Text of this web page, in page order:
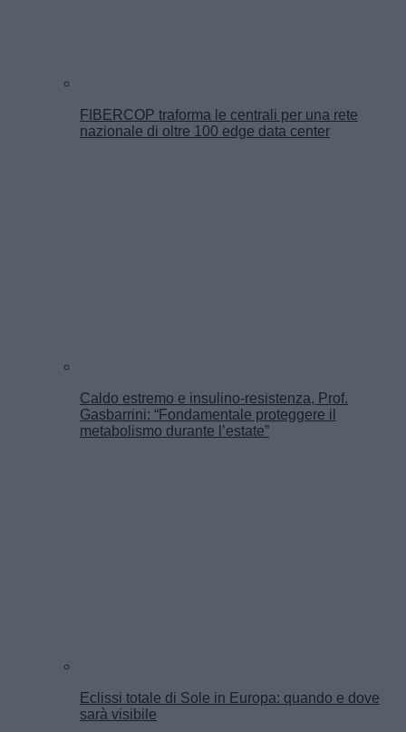
FIBERCOP traforma le centrali per una rete
nazionale di oltre 100 edge data center
Caldo estremo e insulino-resistenza, Prof.
Gasbarrini: “Fondamentale proteggere il
metabolismo durante l’estate”
Eclissi totale di Sole in Europa: quando e dove
sarà visibile